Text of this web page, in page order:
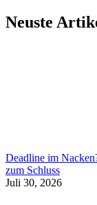
Neuste
Deadline im
zum Schluss
Juli 30, 2026